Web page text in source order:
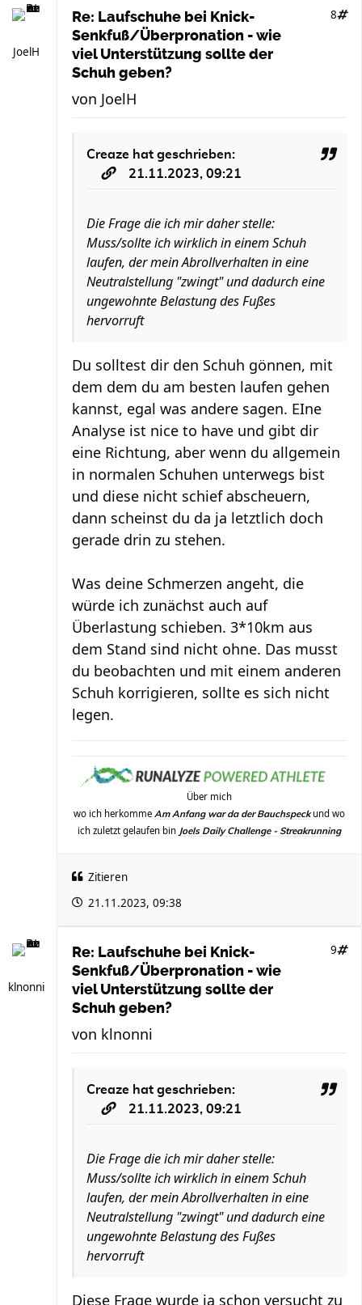
JoelH
Re: Laufschuhe bei Knick-
Senkfuß/Überpronation - wie
viel Unterstützung sollte der
Schuh geben?
8
von JoelH
Creaze hat geschrieben:
21.11.2023, 09:21
Die Frage die ich mir daher stelle:
Muss/sollte ich wirklich in einem Schuh
laufen, der mein Abrollverhalten in eine
Neutralstellung "zwingt" und dadurch eine
ungewohnte Belastung des Fußes
hervorruft
Du solltest dir den Schuh gönnen, mit
dem dem du am besten laufen gehen
kannst, egal was andere sagen. EIne
Analyse ist nice to have und gibt dir
eine Richtung, aber wenn du allgemein
in normalen Schuhen unterwegs bist
und diese nicht schief abscheuern,
dann scheinst du da ja letztlich doch
gerade drin zu stehen.
Was deine Schmerzen angeht, die
würde ich zunächst auch auf
Überlastung schieben. 3*10km aus
dem Stand sind nicht ohne. Das musst
du beobachten und mit einem anderen
Schuh korrigieren, sollte es sich nicht
legen.
Über mich
wo ich herkomme Am Anfang war da der Bauchspeckund wo
ich zuletzt gelaufen bin Joels Daily Challenge - Streakrunning
Zitieren
21.11.2023, 09:38
klnonni
Re: Laufschuhe bei Knick-
Senkfuß/Überpronation - wie
viel Unterstützung sollte der
Schuh geben?
9
von klnonni
Creaze hat geschrieben:
21.11.2023, 09:21
Die Frage die ich mir daher stelle:
Muss/sollte ich wirklich in einem Schuh
laufen, der mein Abrollverhalten in eine
Neutralstellung "zwingt" und dadurch eine
ungewohnte Belastung des Fußes
hervorruft
Diese Frage wurde ja schon versucht zu